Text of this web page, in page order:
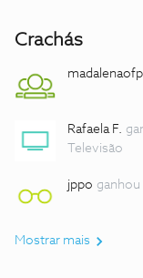
Crachás
madalenaofp
Rafaela F.
Televisão
jppo ganhou
Mostrar mais